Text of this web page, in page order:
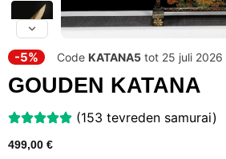
-5% Code KATANA5 tot 25 juli 2026
GOUDEN KATANA
(153 tevreden samurai)
499,00 €